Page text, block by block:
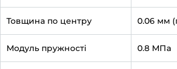
Товщина по центру 0.06 мм
Модуль пружності 0.8 МПа